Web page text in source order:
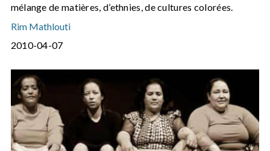
mélange de matières, d’ethnies, de cultures colorées.
Rim Mathlouti
2010-04-07